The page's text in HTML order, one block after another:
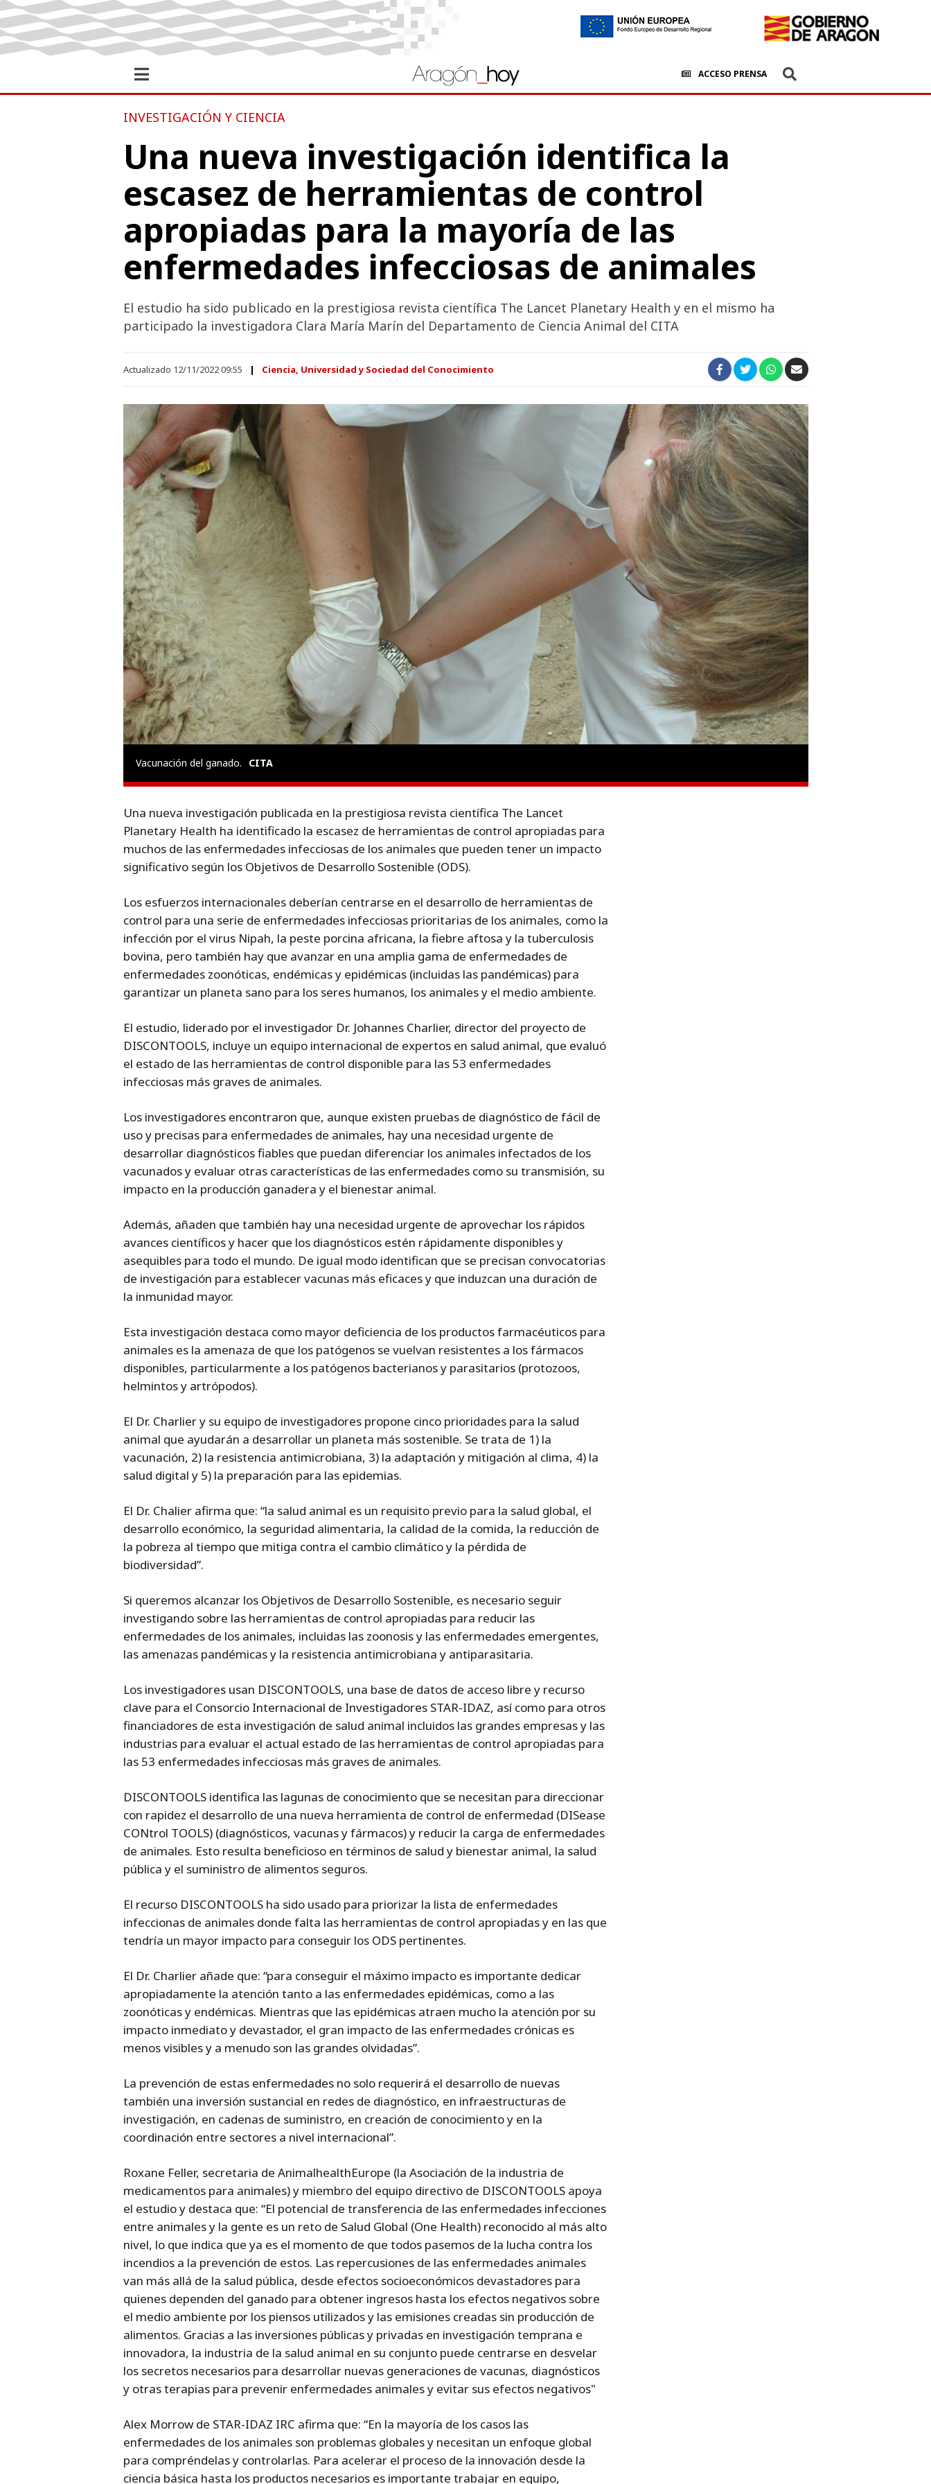
ACCESO PRENSA
INVESTIGACIÓN Y CIENCIA
Una nueva investigación identifica la
escasez de herramientas de control
apropiadas para la mayoría de las
enfermedades infecciosas de animales
El estudio ha sido publicado en la prestigiosa revista científica The Lancet Planetary Health y en el mismo ha
participado la investigadora Clara María Marín del Departamento de Ciencia Animal del CITA
Actualizado 12/11/2022 09:55 Ciencia, Universidad y Sociedad del Conocimiento
Vacunación del ganado. CITA
Una nueva investigación publicada en la prestigiosa revista científica The Lancet
Planetary Health ha identificado la escasez de herramientas de control apropiadas para
muchos de las enfermedades infecciosas de los animales que pueden tener un impacto
significativo según los Objetivos de Desarrollo Sostenible (ODS).
Los esfuerzos internacionales deberían centrarse en el desarrollo de herramientas de
control para una serie de enfermedades infecciosas prioritarias de los animales, como la
infección por el virus Nipah, la peste porcina africana, la fiebre aftosa y la tuberculosis
bovina, pero también hay que avanzar en una amplia gama de enfermedades de
enfermedades zoonóticas, endémicas y epidémicas (incluidas las pandémicas) para
garantizar un planeta sano para los seres humanos, los animales y el medio ambiente.
El estudio, liderado por el investigador Dr. Johannes Charlier, director del proyecto de
DISCONTOOLS, incluye un equipo internacional de expertos en salud animal, que evaluó
el estado de las herramientas de control disponible para las 53 enfermedades
infecciosas más graves de animales.
Los investigadores encontraron que, aunque existen pruebas de diagnóstico de fácil de
uso y precisas para enfermedades de animales, hay una necesidad urgente de
desarrollar diagnósticos fiables que puedan diferenciar los animales infectados de los
vacunados y evaluar otras características de las enfermedades como su transmisión, su
impacto en la producción ganadera y el bienestar animal.
Además, añaden que también hay una necesidad urgente de aprovechar los rápidos
avances científicos y hacer que los diagnósticos estén rápidamente disponibles y
asequibles para todo el mundo. De igual modo identifican que se precisan convocatorias
de investigación para establecer vacunas más eficaces y que induzcan una duración de
la inmunidad mayor.
Esta investigación destaca como mayor deficiencia de los productos farmacéuticos para
animales es la amenaza de que los patógenos se vuelvan resistentes a los fármacos
disponibles, particularmente a los patógenos bacterianos y parasitarios (protozoos,
helmintos y artrópodos).
El Dr. Charlier y su equipo de investigadores propone cinco prioridades para la salud
animal que ayudarán a desarrollar un planeta más sostenible. Se trata de 1) la
vacunación, 2) la resistencia antimicrobiana, 3) la adaptación y mitigación al clima, 4) la
salud digital y 5) la preparación para las epidemias.
El Dr. Chalier afirma que: “la salud animal es un requisito previo para la salud global, el
desarrollo económico, la seguridad alimentaria, la calidad de la comida, la reducción de
la pobreza al tiempo que mitiga contra el cambio climático y la pérdida de
biodiversidad”.
Si queremos alcanzar los Objetivos de Desarrollo Sostenible, es necesario seguir
investigando sobre las herramientas de control apropiadas para reducir las
enfermedades de los animales, incluidas las zoonosis y las enfermedades emergentes,
las amenazas pandémicas y la resistencia antimicrobiana y antiparasitaria.
Los investigadores usan DISCONTOOLS, una base de datos de acceso libre y recurso
clave para el Consorcio Internacional de Investigadores STAR-IDAZ, así como para otros
financiadores de esta investigación de salud animal incluidos las grandes empresas y las
industrias para evaluar el actual estado de las herramientas de control apropiadas para
las 53 enfermedades infecciosas más graves de animales.
DISCONTOOLS identifica las lagunas de conocimiento que se necesitan para direccionar
con rapidez el desarrollo de una nueva herramienta de control de enfermedad (DISease
CONtrol TOOLS) (diagnósticos, vacunas y fármacos) y reducir la carga de enfermedades
de animales. Esto resulta beneficioso en términos de salud y bienestar animal, la salud
pública y el suministro de alimentos seguros.
El recurso DISCONTOOLS ha sido usado para priorizar la lista de enfermedades
infeccionas de animales donde falta las herramientas de control apropiadas y en las que
tendría un mayor impacto para conseguir los ODS pertinentes.
El Dr. Charlier añade que: “para conseguir el máximo impacto es importante dedicar
apropiadamente la atención tanto a las enfermedades epidémicas, como a las
zoonóticas y endémicas. Mientras que las epidémicas atraen mucho la atención por su
impacto inmediato y devastador, el gran impacto de las enfermedades crónicas es
menos visibles y a menudo son las grandes olvidadas”.
La prevención de estas enfermedades no solo requerirá el desarrollo de nuevas
también una inversión sustancial en redes de diagnóstico, en infraestructuras de
investigación, en cadenas de suministro, en creación de conocimiento y en la
coordinación entre sectores a nivel internacional”.
Roxane Feller, secretaria de AnimalhealthEurope (la Asociación de la industria de
medicamentos para animales) y miembro del equipo directivo de DISCONTOOLS apoya
el estudio y destaca que: “El potencial de transferencia de las enfermedades infecciones
entre animales y la gente es un reto de Salud Global (One Health) reconocido al más alto
nivel, lo que indica que ya es el momento de que todos pasemos de la lucha contra los
incendios a la prevención de estos. Las repercusiones de las enfermedades animales
van más allá de la salud pública, desde efectos socioeconómicos devastadores para
quienes dependen del ganado para obtener ingresos hasta los efectos negativos sobre
el medio ambiente por los piensos utilizados y las emisiones creadas sin producción de
alimentos. Gracias a las inversiones públicas y privadas en investigación temprana e
innovadora, la industria de la salud animal en su conjunto puede centrarse en desvelar
los secretos necesarios para desarrollar nuevas generaciones de vacunas, diagnósticos
y otras terapias para prevenir enfermedades animales y evitar sus efectos negativos"
Alex Morrow de STAR-IDAZ IRC afirma que: “En la mayoría de los casos las
enfermedades de los animales son problemas globales y necesitan un enfoque global
para compréndelas y controlarlas. Para acelerar el proceso de la innovación desde la
ciencia básica hasta los productos necesarios es importante trabajar en equipo,